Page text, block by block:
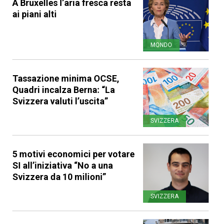
A Bruxelles l’aria fresca resta
ai piani alti
MONDO
Tassazione minima OCSE,
Quadri incalza Berna: “La
Svizzera valuti l’uscita”
SVIZZERA
5 motivi economici per votare
SI all’iniziativa “No a una
Svizzera da 10 milioni”
SVIZZERA